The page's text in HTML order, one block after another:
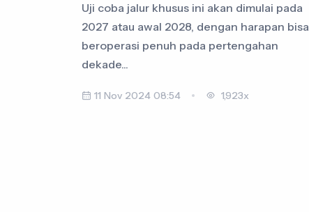
Uji coba jalur khusus ini akan dimulai pada
2027 atau awal 2028, dengan harapan bisa
beroperasi penuh pada pertengahan
dekade...
11 Nov 2024 08:54 1,923x